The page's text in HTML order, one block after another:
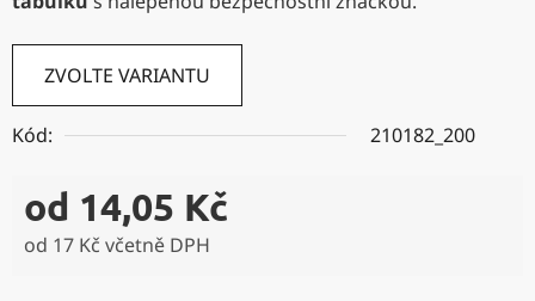
ZVOLTE VARIANTU
Kód: 210182_200
od 14,05 Kč
od 17 Kč včetně DPH